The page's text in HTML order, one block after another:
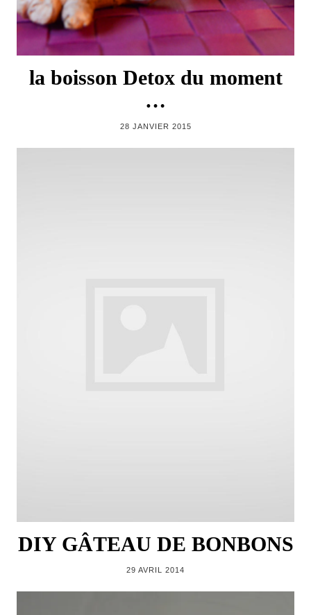
la boisson Detox du moment
…
28 JANVIER 2015
DIY GÂTEAU DE BONBONS
29 AVRIL 2014